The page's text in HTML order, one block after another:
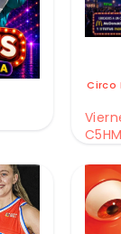
Circo